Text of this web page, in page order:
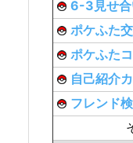
6-3見せ合
ポケふた
ポケふた
自己紹介
フレンド